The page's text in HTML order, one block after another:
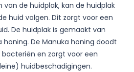
van de huidplak, kan de huidplak
huid volgen. Dit zorgt voor een
De huidplak is gemaakt van
De Manuka honing doodt
en zorgt voor een
huidbeschadigingen.